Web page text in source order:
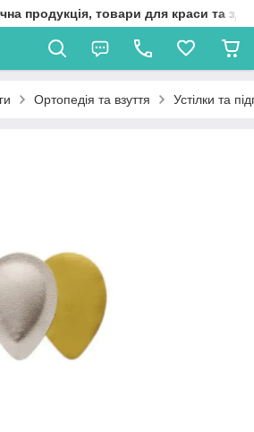
продукція, товари для краси та
Ортопедія та взуття Устілки та